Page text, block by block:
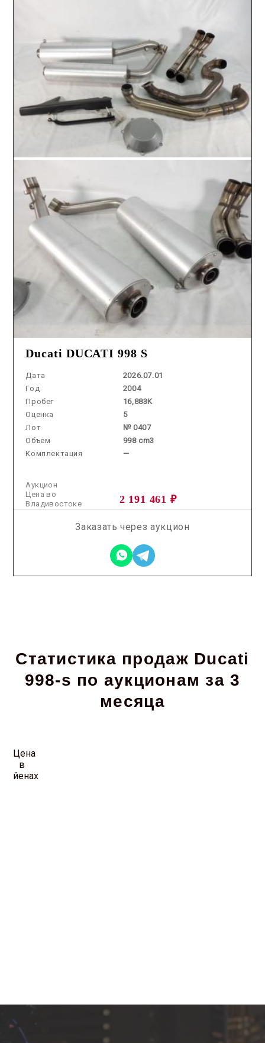
Ducati DUCATI 998 S
Дата
2026.07.01
Год
2004
Пробег
16,883K
Оценка
5
Лот
№ 0407
Объем
998 cm3
Комплектация
—
Аукцион
2 191 461 ₽
Цена во
Владивостоке
Заказать через аукцион
Статистика продаж Ducati
998-s по аукционам за 3
месяца
Цена
в
йенах